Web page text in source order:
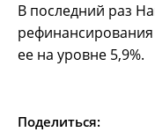
В последний раз
рефинансирования
ее на уровне 5,9%.
Поделиться: